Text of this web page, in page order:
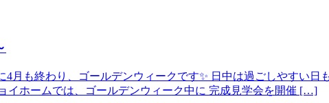
月も終わり、ゴールデンウィークです✨ 日中は過ごしやすい日
ホームでは、ゴールデンウィーク中に 完成見学会を開催 […]